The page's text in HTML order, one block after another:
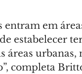
entram em
estabelecer
áreas
completa